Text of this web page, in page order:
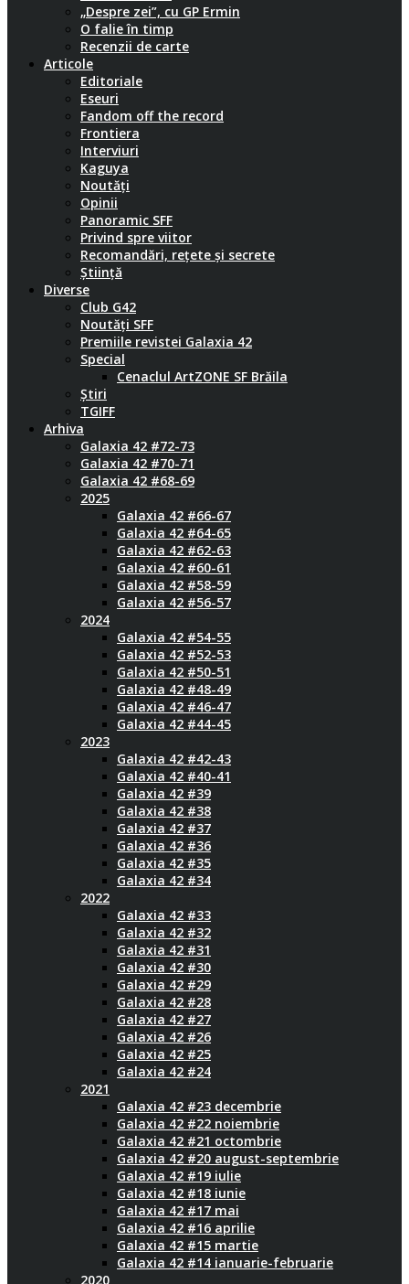
„Despre zei”, cu GP Ermin
O falie în timp
Recenzii de carte
Articole
Editoriale
Eseuri
Fandom off the record
Frontiera
Interviuri
Kaguya
Noutăți
Opinii
Panoramic SFF
Privind spre viitor
Recomandări, rețete și secrete
Știință
Diverse
Club G42
Noutăți SFF
Premiile revistei Galaxia 42
Special
Cenaclul ArtZONE SF Brăila
Știri
TGIFF
Arhiva
Galaxia 42 #72-73
Galaxia 42 #70-71
Galaxia 42 #68-69
2025
Galaxia 42 #66-67
Galaxia 42 #64-65
Galaxia 42 #62-63
Galaxia 42 #60-61
Galaxia 42 #58-59
Galaxia 42 #56-57
2024
Galaxia 42 #54-55
Galaxia 42 #52-53
Galaxia 42 #50-51
Galaxia 42 #48-49
Galaxia 42 #46-47
Galaxia 42 #44-45
2023
Galaxia 42 #42-43
Galaxia 42 #40-41
Galaxia 42 #39
Galaxia 42 #38
Galaxia 42 #37
Galaxia 42 #36
Galaxia 42 #35
Galaxia 42 #34
2022
Galaxia 42 #33
Galaxia 42 #32
Galaxia 42 #31
Galaxia 42 #30
Galaxia 42 #29
Galaxia 42 #28
Galaxia 42 #27
Galaxia 42 #26
Galaxia 42 #25
Galaxia 42 #24
2021
Galaxia 42 #23 decembrie
Galaxia 42 #22 noiembrie
Galaxia 42 #21 octombrie
Galaxia 42 #20 august-septembrie
Galaxia 42 #19 iulie
Galaxia 42 #18 iunie
Galaxia 42 #17 mai
Galaxia 42 #16 aprilie
Galaxia 42 #15 martie
Galaxia 42 #14 ianuarie-februarie
2020